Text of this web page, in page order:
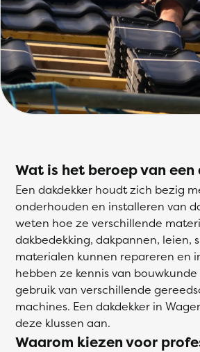
Wat is het beroep van een
Een dakdekker houdt zich bezig
onderhouden en installeren van
weten hoe ze verschillende
dakbedekking, dakpannen, leien,
materialen kunnen repareren en
hebben ze kennis van
gebruik van verschillende
machines. Een dakdekker in
deze klussen aan.
Waarom kiezen voor